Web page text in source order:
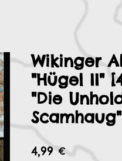
Wikinger
"Hügel II"
"Die
Scamhaug"
4,99 €Preis